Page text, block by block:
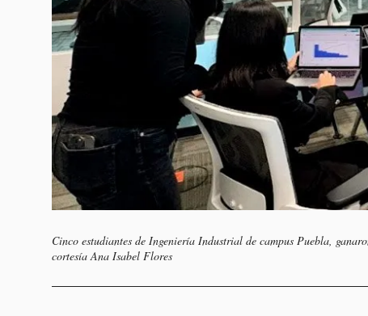
Cinco estudiantes de Ingeniería Industrial de campus Puebla,
cortesía Ana Isabel Flores